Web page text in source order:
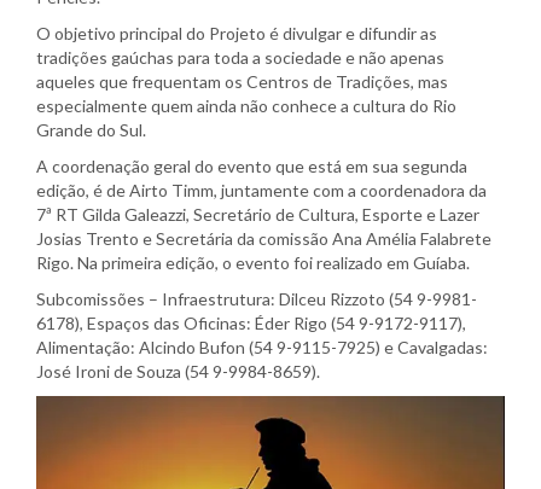
O objetivo principal do Projeto é divulgar e difundir as
tradições gaúchas para toda a sociedade e não apenas
aqueles que frequentam os Centros de Tradições, mas
especialmente quem ainda não conhece a cultura do Rio
Grande do Sul.
A coordenação geral do evento que está em sua segunda
edição, é de Airto Timm, juntamente com a coordenadora da
7ª RT Gilda Galeazzi, Secretário de Cultura, Esporte e Lazer
Josias Trento e Secretária da comissão Ana Amélia Falabrete
Rigo. Na primeira edição, o evento foi realizado em Guíaba.
Subcomissões – Infraestrutura: Dilceu Rizzoto (54 9-9981-
6178), Espaços das Oficinas: Éder Rigo (54 9-9172-9117),
Alimentação: Alcindo Bufon (54 9-9115-7925) e Cavalgadas:
José Ironi de Souza (54 9-9984-8659).